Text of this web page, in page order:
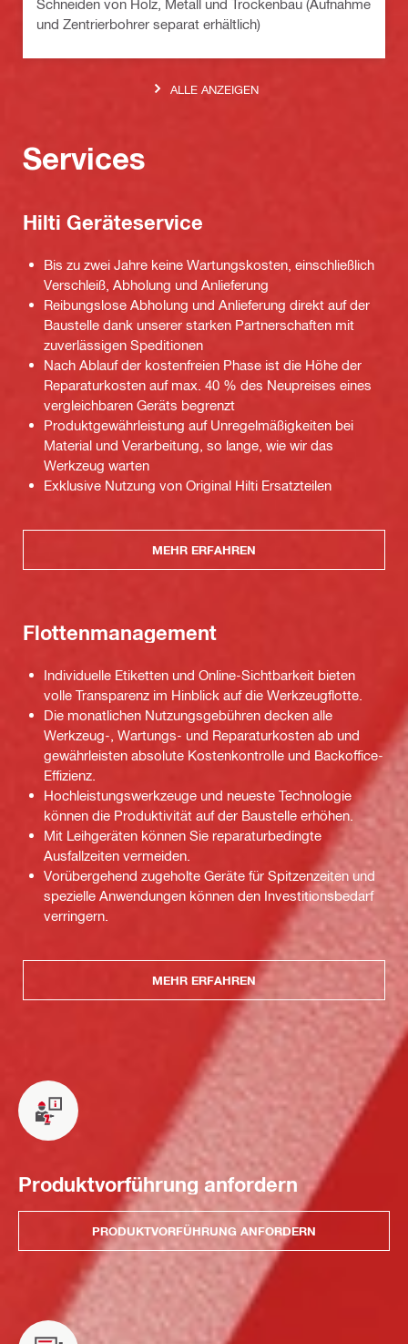
Schneiden von Holz, Metall und Trockenbau (Aufnahme
und Zentrierbohrer separat erhältlich)
ALLE ANZEIGEN
Services
Hilti Geräteservice
Bis zu zwei Jahre keine Wartungskosten, einschließlich
Verschleiß, Abholung und Anlieferung
Reibungslose Abholung und Anlieferung direkt auf der
Baustelle dank unserer starken Partnerschaften mit
zuverlässigen Speditionen
Nach Ablauf der kostenfreien Phase ist die Höhe der
Reparaturkosten auf max. 40 % des Neupreises eines
vergleichbaren Geräts begrenzt
Produktgewährleistung auf Unregelmäßigkeiten bei
Material und Verarbeitung, so lange, wie wir das
Werkzeug warten
Exklusive Nutzung von Original Hilti Ersatzteilen
MEHR ERFAHREN
Flottenmanagement
Individuelle Etiketten und Online-Sichtbarkeit bieten
volle Transparenz im Hinblick auf die Werkzeugflotte.
Die monatlichen Nutzungsgebühren decken alle
Werkzeug-, Wartungs- und Reparaturkosten ab und
gewährleisten absolute Kostenkontrolle und Backoffice-
Effizienz.
Hochleistungswerkzeuge und neueste Technologie
können die Produktivität auf der Baustelle erhöhen.
Mit Leihgeräten können Sie reparaturbedingte
Ausfallzeiten vermeiden.
Vorübergehend zugeholte Geräte für Spitzenzeiten und
spezielle Anwendungen können den Investitionsbedarf
verringern.
MEHR ERFAHREN
Produktvorführung anfordern
PRODUKTVORFÜHRUNG ANFORDERN